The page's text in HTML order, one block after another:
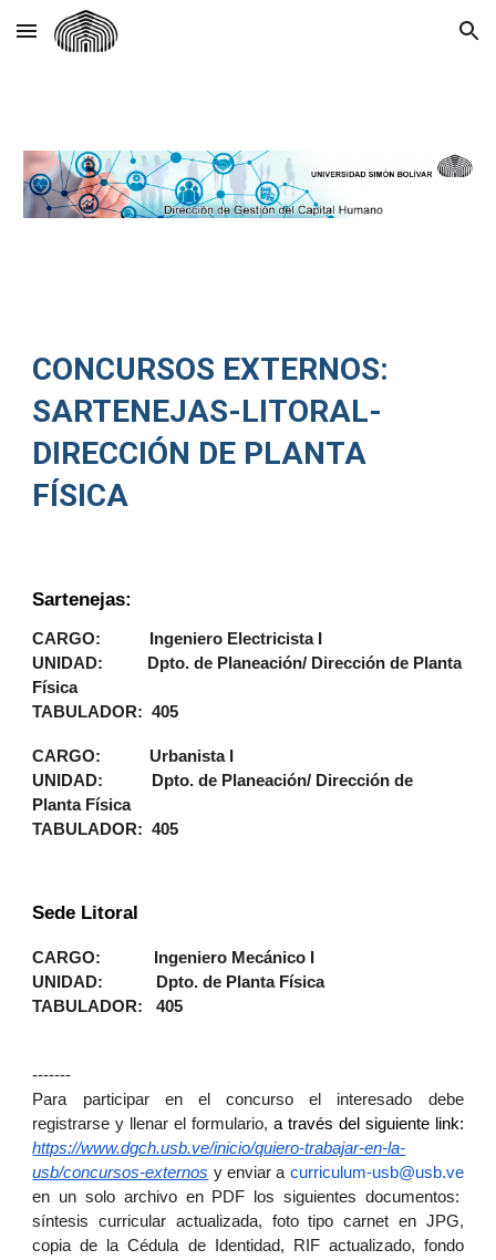
Skip to main content Skip to navigation
CONCURSOS EXTERNOS:
SARTENEJAS-LITORAL-
DIRECCIÓN DE PLANTA
FÍSICA
Sartenejas:
CARGO: Ingeniero Electricista I
UNIDAD: Dpto. de Planeación/ Dirección de Planta
Física
TABULADOR: 405
CARGO: Urbanista I
UNIDAD:
Dpto. de Planeación/ Dirección de
Planta Física
TABULADOR: 405
Sede Litoral
CARGO: Ingeniero Mecánico I
UNIDAD: Dpto. de Planta Física
TABULADOR: 405
-------
Para participar en el concurso el interesado debe
registrarse y llenar el formulario, a través del siguiente link:
https://www.dgch.usb.ve/inicio/quiero-trabajar-en-la-
usb/concursos-externos y enviar a curriculum-usb@usb.ve
en un solo archivo en PDF los siguientes documentos:
síntesis curricular actualizada, foto tipo carnet en JPG,
copia de la Cédula de Identidad, RIF actualizado, fondo